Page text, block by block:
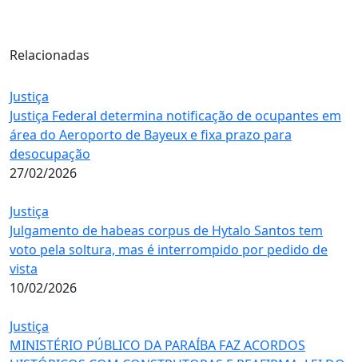
Relacionadas
Justiça
Justiça Federal determina notificação de ocupantes em
área do Aeroporto de Bayeux e fixa prazo para
desocupação
27/02/2026
Justiça
Julgamento de habeas corpus de Hytalo Santos tem
voto pela soltura, mas é interrompido por pedido de
vista
10/02/2026
Justiça
MINISTÉRIO PÚBLICO DA PARAÍBA FAZ ACORDOS